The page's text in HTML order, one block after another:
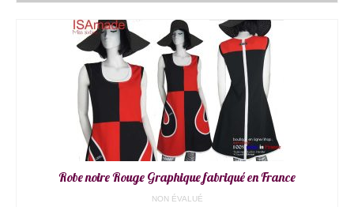
Robe noire Rouge Graphique fabriqué en France
NON ÉVALUÉ